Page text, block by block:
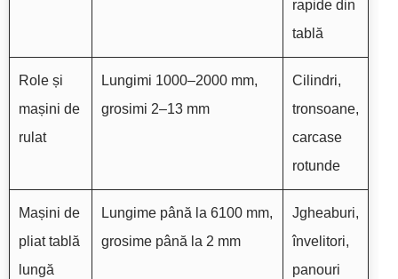
rapide din
tablă
Role și
mașini de
rulat
Lungimi 1000–2000 mm,
grosimi 2–13 mm
Cilindri,
tronsoane,
carcase
rotunde
Mașini de
pliat tablă
lungă
Lungime până la 6100 mm,
grosime până la 2 mm
Jgheaburi,
învelitori,
panouri